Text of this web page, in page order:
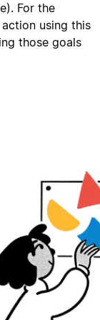
For the
using this
those goals